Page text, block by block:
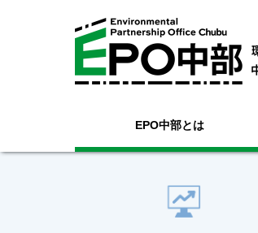
EPO中部とは